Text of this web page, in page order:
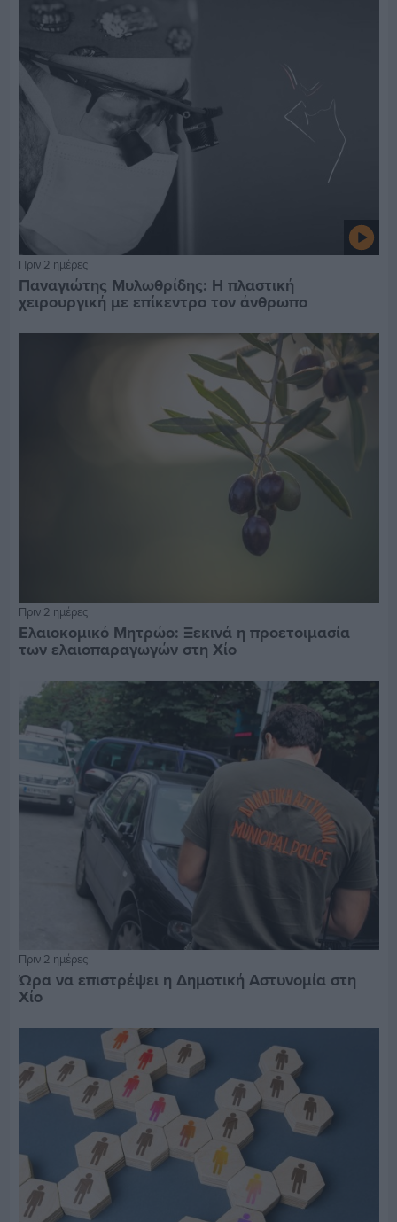
Πριν 2 ημέρες
Παναγιώτης Μυλωθρίδης: Η πλαστική
χειρουργική με επίκεντρο τον άνθρωπο
Πριν 2 ημέρες
Ελαιοκομικό Μητρώο: Ξεκινά η προετοιμασία
των ελαιοπαραγωγών στη Χίο
Πριν 2 ημέρες
Ώρα να επιστρέψει η Δημοτική Αστυνομία στη
Χίο